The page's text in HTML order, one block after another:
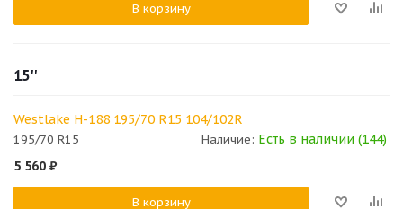
В корзину
15''
Westlake H-188 195/70 R15 104/102R
195/70 R15 Наличие: Есть в наличии (144)
5 560 ₽
В корзину